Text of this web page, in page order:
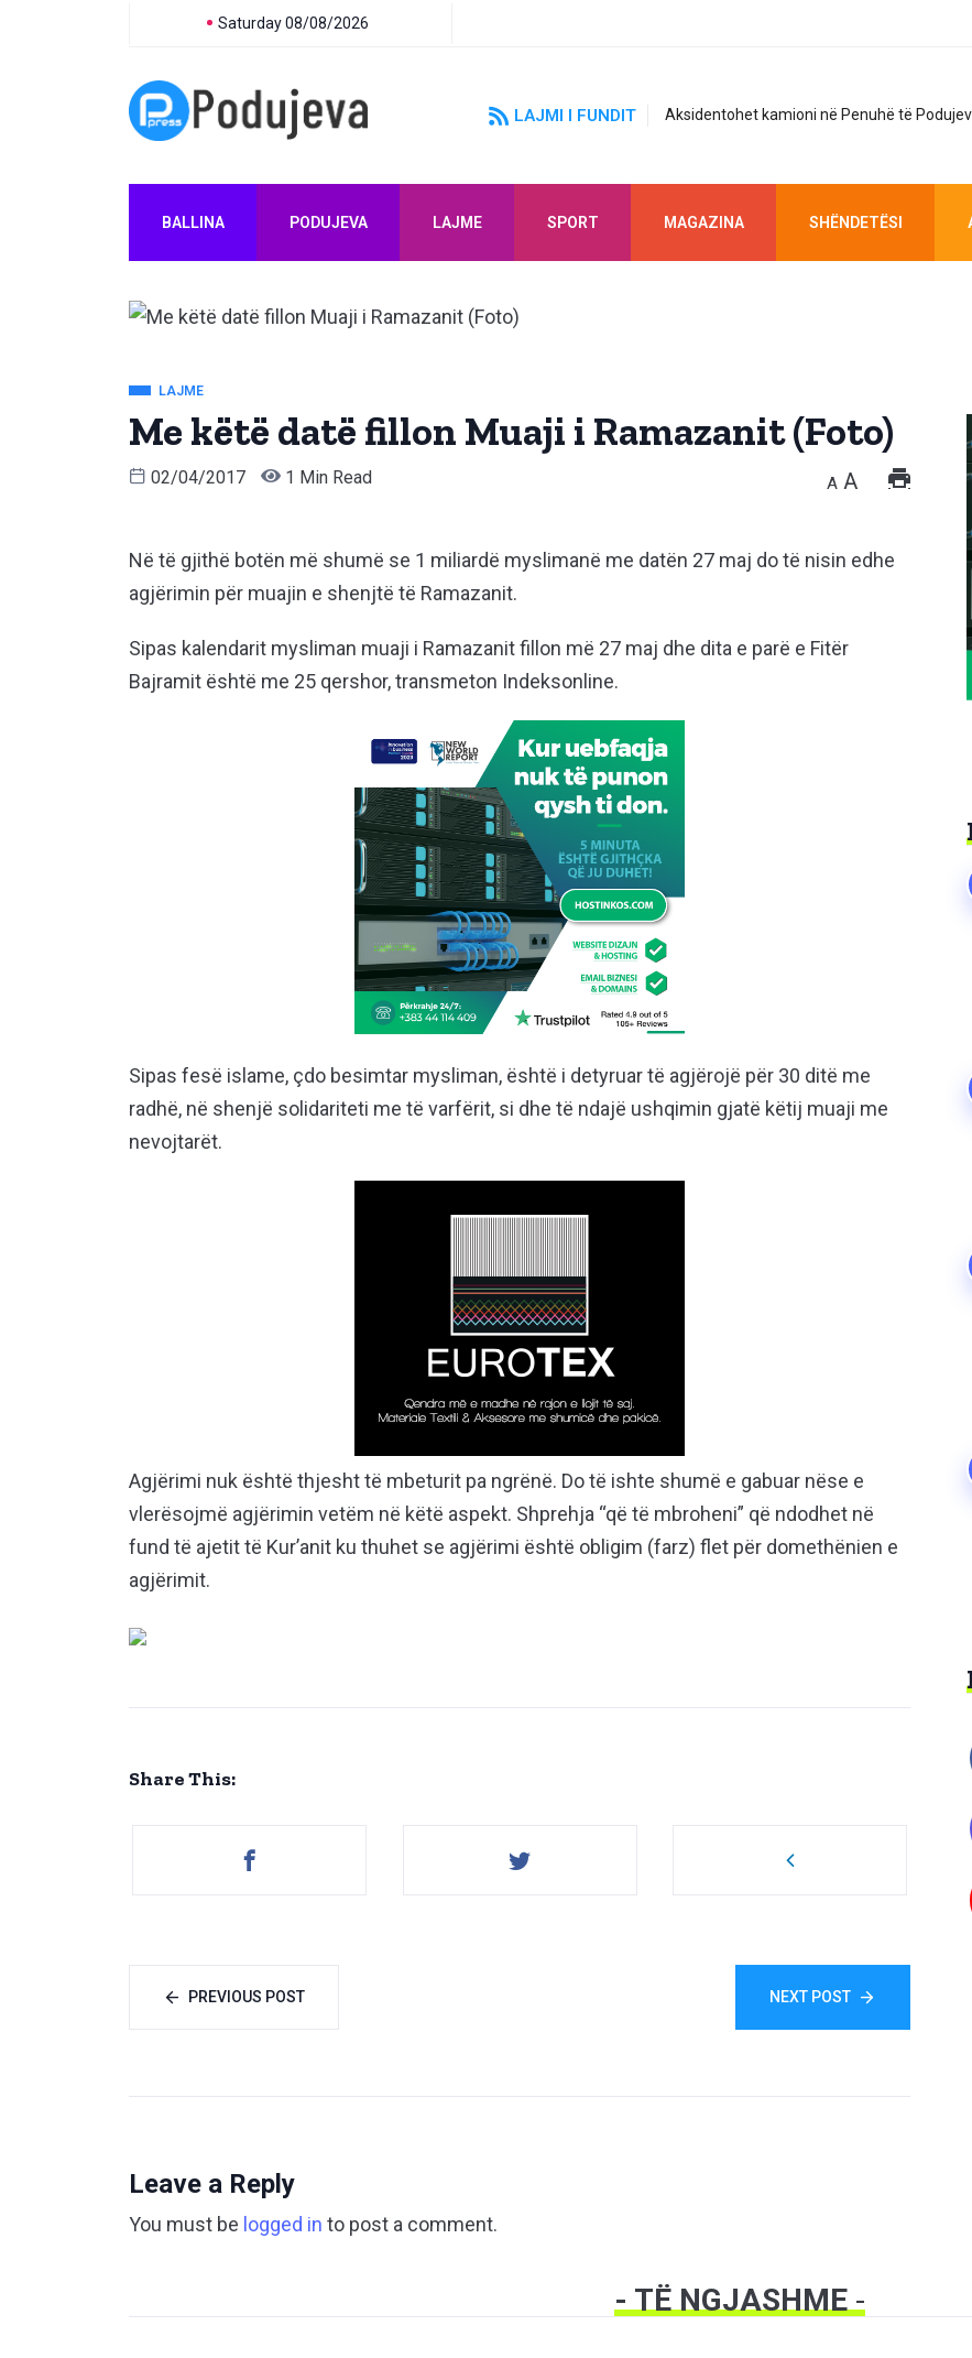
Saturday 08/08/2026
LAJMI I FUNDIT Aksidentohet kamioni në Penuhë të
BALLINA PODUJEVA LAJME SPORT MAGAZINA SHËNDETËSI
LAJME
Me këtë datë fillon Muaji i Ramazanit (Foto)
02/04/2017 1 Min Read A A
Në të gjithë botën më shumë se 1 miliardë myslimanë me datën 27 maj do të nisin edhe
agjërimin për muajin e shenjtë të Ramazanit.
Sipas kalendarit mysliman muaji i Ramazanit fillon më 27 maj dhe dita e parë e Fitër
Bajramit është me 25 qershor, transmeton Indeksonline.
Sipas fesë islame, çdo besimtar mysliman, është i detyruar të agjërojë për 30 ditë me
radhë, në shenjë solidariteti me të varfërit, si dhe të ndajë ushqimin gjatë këtij muaji me
nevojtarët.
Agjërimi nuk është thjesht të mbeturit pa ngrënë. Do të ishte shumë e gabuar nëse e
vlerësojmë agjërimin vetëm në këtë aspekt. Shprehja “që të mbroheni” që ndodhet në
fund të ajetit të Kur’anit ku thuhet se agjërimi është obligim (farz) flet për domethënien e
agjërimit.
Share This:
PREVIOUS POST NEXT POST
Leave a Reply
You must be logged in to post a comment.
- TË NGJASHME-